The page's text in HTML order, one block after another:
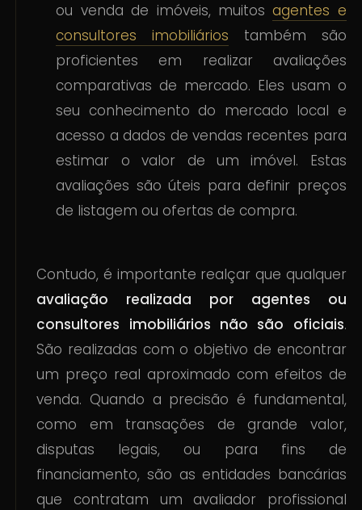
ou venda de imóveis, muitosagentes e
consultores imobiliários também são
proficientes em realizar avaliações
comparativas de mercado. Eles usam o
seu conhecimento do mercado local e
acesso a dados de vendas recentes para
estimar o valor de um imóvel. Estas
avaliações são úteis para definir preços
de listagem ou ofertas de compra.
Contudo, é importante realçar que qualquer
avaliação realizada por agentes ou
consultores imobiliários não são oficiais.
São realizadas com o objetivo de encontrar
um preço real aproximado com efeitos de
venda. Quando a precisão é fundamental,
como em transações de grande valor,
disputas legais, ou para fins de
financiamento, são as entidades bancárias
que contratam um avaliador profissional